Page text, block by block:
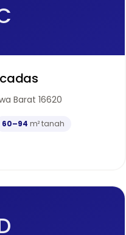
Barat 16620
60–94 m² tanah